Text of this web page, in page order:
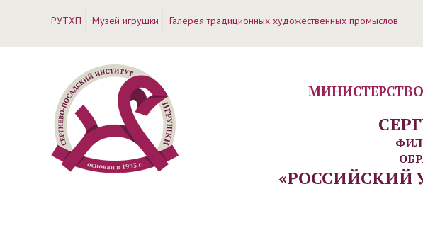
РУТХП Музей игрушки Галерея традиционных художественных промыслов
«РОССИЙСКИЙ